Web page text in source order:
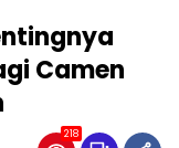
Camen
218